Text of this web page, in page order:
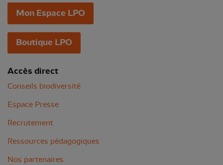
Mon Espace LPO
Boutique LPO
Accès direct
Conseils biodiversité
Espace Presse
Recrutement
Ressources pédagogiques
Nos partenaires